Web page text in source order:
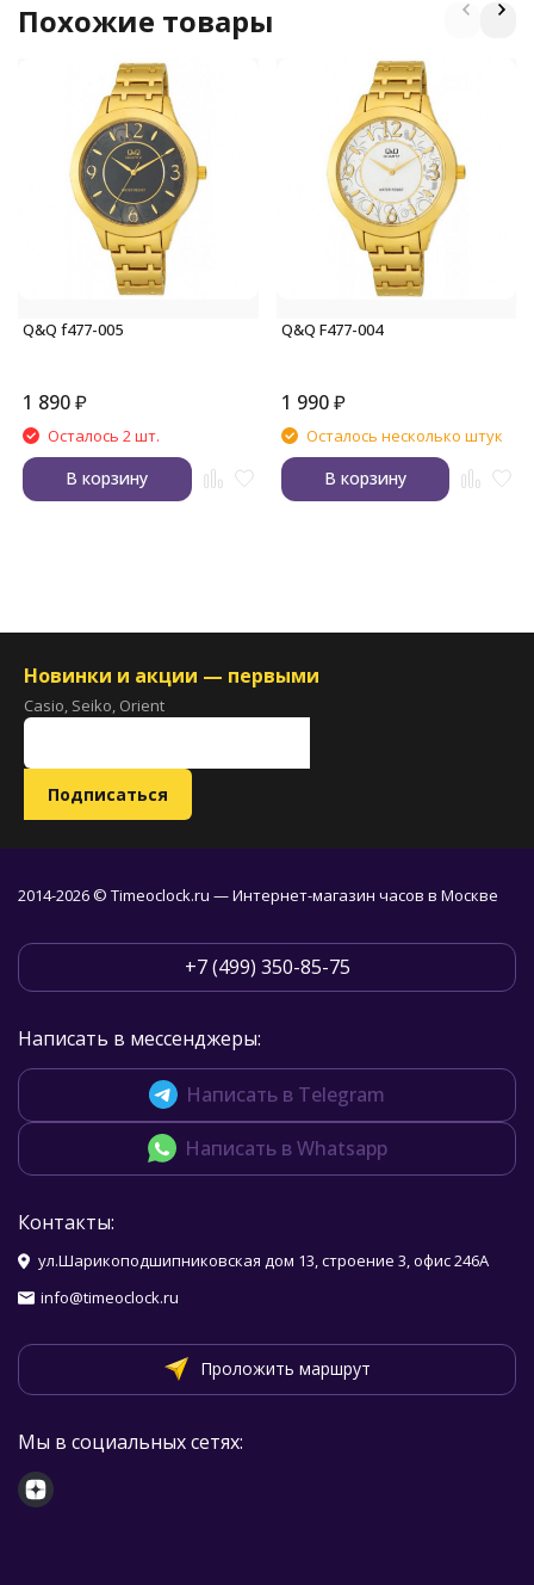
Похожие товары
Q&Q f477-005
1 890₽
Осталось 2 шт.
В корзину
Q&Q F477-004
1 990 ₽
Осталось несколько штук
В корзину
Новинки и акции — первыми
Casio, Seiko, Orient
2014-2026 © Timeoclock.ru — Интернет-магазин часов в Москве
+7 (499) 350-85-75
Написать в мессенджеры:
Написать в Telegram
Написать в Whatsapp
Контакты:
ул.Шарикоподшипниковская дом 13, строение 3, офис 246А
info@timeoclock.ru
Проложить маршрут
Мы в социальных сетях: